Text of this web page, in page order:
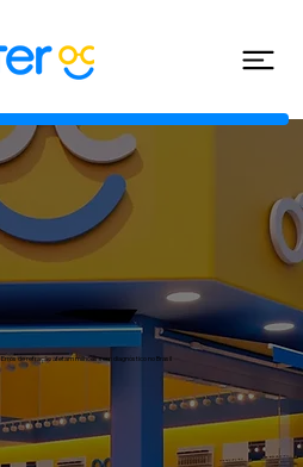
Erros de refração afetam milhões sem diagnóstico no Brasil